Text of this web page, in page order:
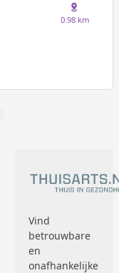
0.98 km
Vind
betrouwbare
en
onafhankelijke